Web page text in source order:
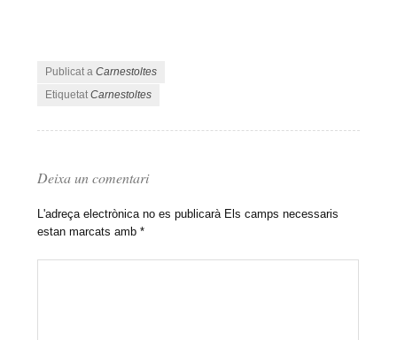
Publicat aCarnestoltes
EtiquetatCarnestoltes
Deixa un comentari
L'adreça electrònica no es publicaràEls camps necessaris
estan marcats amb*